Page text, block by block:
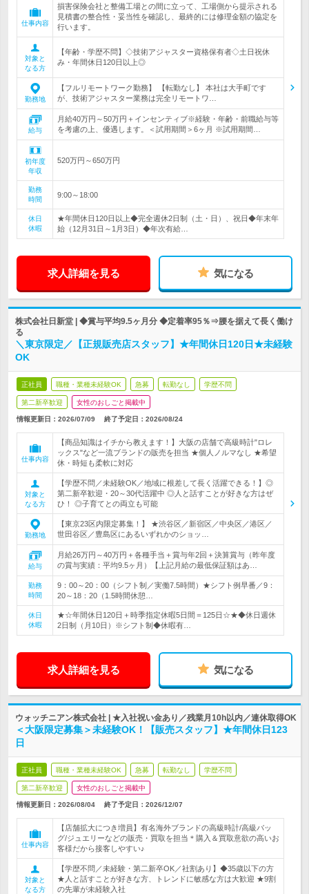
仕事内容
損害保険会社と整備工場との間に立って、工場側から提示される
見積書の整合性・妥当性を確認し、最終的には修理金額の協定を
行います。
対象と
なる方
【年齢・学歴不問】◇技術アジャスター資格保有者◇土日祝休
み・年間休日120日以上◎
勤務地
【フルリモートワーク勤務】 【転勤なし】 本社は大手町です
が、技術アジャスター業務は完全リモートワ…
給与
月給40万円～50万円＋インセンティブ※経験・年齢・前職給与等
を考慮の上、優遇します。＜試用期間＞6ヶ月 ※試用期間…
初年度
年収
520万円～650万円
勤務
時間
9:00～18:00
休日
休暇
★年間休日120日以上◆完全週休2日制（土・日）、祝日◆年末年
始（12月31日～1月3日）◆年次有給…
求人詳細を見る 気になる
株式会社日新堂 | ◆賞与平均9.5ヶ月分 ◆定着率95％⇒腰を据えて長く働け
る
＼東京限定／【正規販売店スタッフ】★年間休日120日★未経験
OK
正社員 職種・業種未経験OK 急募 転勤なし 学歴不問
第二新卒歓迎 女性のおしごと掲載中
情報更新日：2026/07/09 終了予定日： 2026/08/24
仕事内容
【商品知識はイチから教えます！】大阪の店舗で高級時計"ロレ
ックス"など一流ブランドの販売を担当 ★個人ノルマなし ★希望
休・時短も柔軟に対応
対象と
なる方
【学歴不問／未経験OK／地域に根差して長く活躍できる！】◎
第二新卒歓迎・20～30代活躍中 ◎人と話すことが好きな方はぜ
ひ！ ◎子育てとの両立も可能
勤務地
【東京23区内限定募集！】 ★渋谷区／新宿区／中央区／港区／
世田谷区／豊島区にあるいずれかのショッ…
給与
月給26万円～40万円＋各種手当＋賞与年2回＋決算賞与（昨年度
の賞与実績：平均9.5ヶ月）【上記月給の最低保証額はあ…
勤務
時間
9：00～20：00（シフト制／実働7.5時間）★シフト例早番／9：
20～18：20（1.5時間休憩…
休日
休暇
★☆年間休日120日＋時季指定休暇5日間＝125日☆★◆休日週休
2日制（月10日）※シフト制◆休暇有…
求人詳細を見る 気になる
ウォッチニアン株式会社 | ★入社祝い金あり／残業月10h以内／連休取得OK
＜大阪限定募集＞未経験OK！【販売スタッフ】★年間休日123
日
正社員 職種・業種未経験OK 急募 転勤なし 学歴不問
第二新卒歓迎 女性のおしごと掲載中
情報更新日：2026/08/04 終了予定日： 2026/12/07
仕事内容
【店舗拡大につき増員】有名海外ブランドの高級時計/高級バッ
グ/ジュエリーなどの販売・買取を担当＊購入＆買取意欲の高いお
客様だから接客しやすい♪
対象と
なる方
【学歴不問／未経験・第二新卒OK／社割あり】◆35歳以下の方
★人と話すことが好きな方、トレンドに敏感な方は大歓迎 ★9割
の先輩が未経験入社